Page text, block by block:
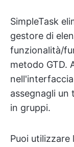
SimpleTask
gestore di
funzionalità/
metodo GTD.
assegnagli un
in gruppi.
Puoi utilizzare